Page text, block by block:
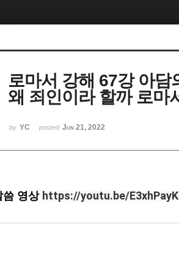
로마서 강해 67강 아
왜 죄인이라 할까 로마
by YC posted Jun 21, 2022
씀 영상 https://youtu.be/